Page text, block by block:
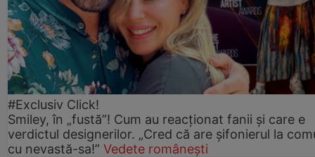
#Exclusiv Click!
Smiley, în „fustă”! Cum au reacționat fanii și care e
verdictul designerilor. „Cred că are șifonierul la
cu nevastă-sa!” Vedete românești